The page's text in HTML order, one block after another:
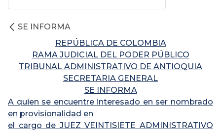
SE INFORMA
REPÚBLICA DE COLOMBIA
RAMA JUDICIAL DEL PODER PÚBLICO
TRIBUNAL ADMINISTRATIVO DE ANTIOQUIA
SECRETARIA GENERAL
SE INFORMA
A quien se encuentre interesado en ser nombrado
en provisionalidad en
el cargo de JUEZ VEINTISIETE ADMINISTRATIVO